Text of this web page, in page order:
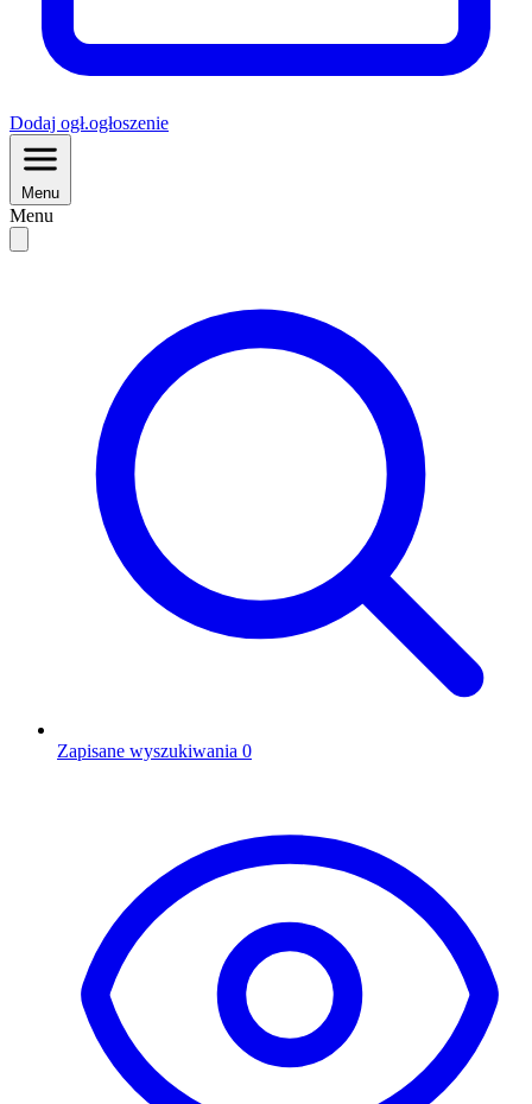
Dodaj ogł.ogłoszenie
Menu
Menu
Zapisane wyszukiwania 0